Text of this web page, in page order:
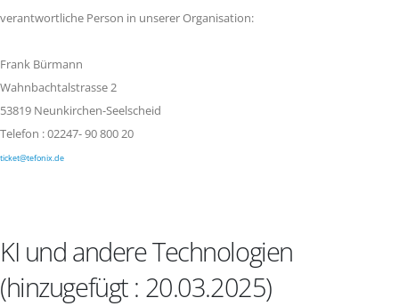
verantwortliche Person in unserer Organisation:
Frank Bürmann
Wahnbachtalstrasse 2
53819 Neunkirchen-Seelscheid
Telefon : 02247- 90 800 20
ticket@tefonix.de
KI und andere Technologien
(hinzugefügt : 20.03.2025)